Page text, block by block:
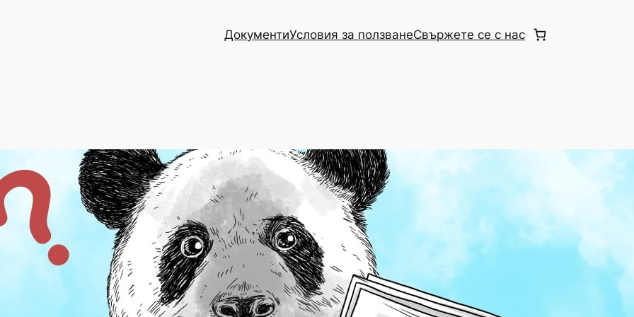
ДокументиУсловия за ползванеСвържете се с нас